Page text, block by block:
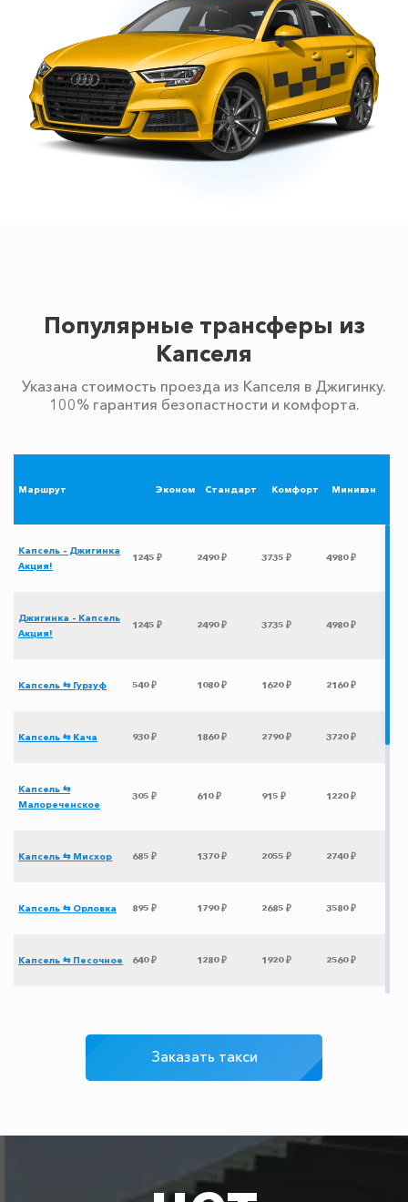
Популярные трансферы из
Капселя
Указана стоимость проезда из Капселя в Джигинку.
100% гарантия безопастности и комфорта.
Маршрут Эконом Стандарт Комфорт Минивэн
Капсель - Джигинка
Акция!
1245 ₽ 2490 ₽ 3735 ₽ 4980 ₽
Джигинка - Капсель
Акция!
1245 ₽ 2490 ₽ 3735 ₽ 4980 ₽
Капсель ⇆ Гурзуф 540 ₽ 1080 ₽ 1620 ₽ 2160 ₽
Капсель ⇆ Кача 930 ₽ 1860 ₽ 2790 ₽ 3720 ₽
Капсель ⇆
Малореченское
305 ₽ 610 ₽ 915 ₽ 1220 ₽
Капсель ⇆ Мисхор 685 ₽ 1370 ₽ 2055 ₽ 2740 ₽
Капсель ⇆ Орловка 895 ₽ 1790 ₽ 2685 ₽ 3580 ₽
Капсель ⇆ Песочное 640 ₽ 1280 ₽ 1920 ₽ 2560 ₽
Капсель ⇆ Ялта 595 ₽ 1190 ₽ 1785 ₽
800 ₽ 1600 ₽
Заказать такси